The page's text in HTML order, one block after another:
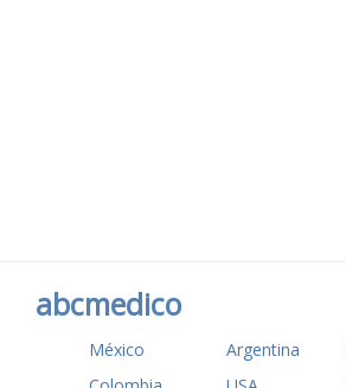
abcmedico
México Argentina